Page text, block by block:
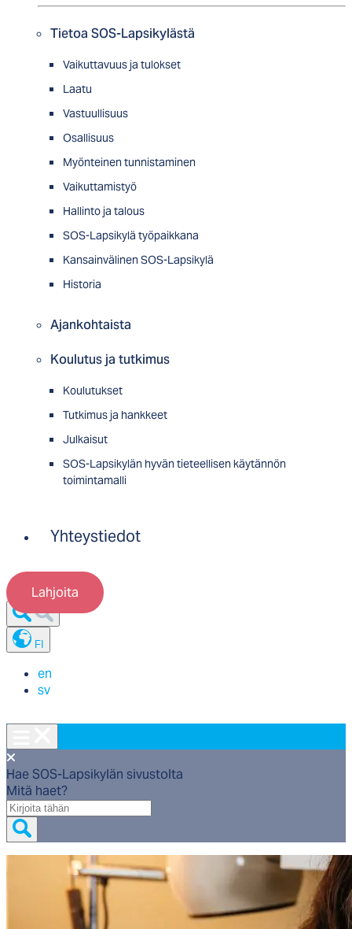
Tietoa SOS-Lapsikylästä
Vaikuttavuus ja tulokset
Laatu
Vastuullisuus
Osallisuus
Myön­tei­nen tun­nis­ta­minen
Vaikuttamistyö
Hallinto ja talous
SOS-Lapsikylä työpaikkana
Kansainvälinen SOS-Lapsikylä
Historia
Ajankohtaista
Koulutus ja tutkimus
Koulutukset
Tutkimus ja hankkeet
Julkaisut
SOS-Lapsikylän hyvän tieteellisen käytännön
toimintamalli
Yhteystiedot
Lahjoita
FI
en
sv
Hae SOS-Lapsikylän sivustolta
Mitä haet?
Mitä
haet?
Tue ja osallistu/Lahjoita Kertalahjoitus